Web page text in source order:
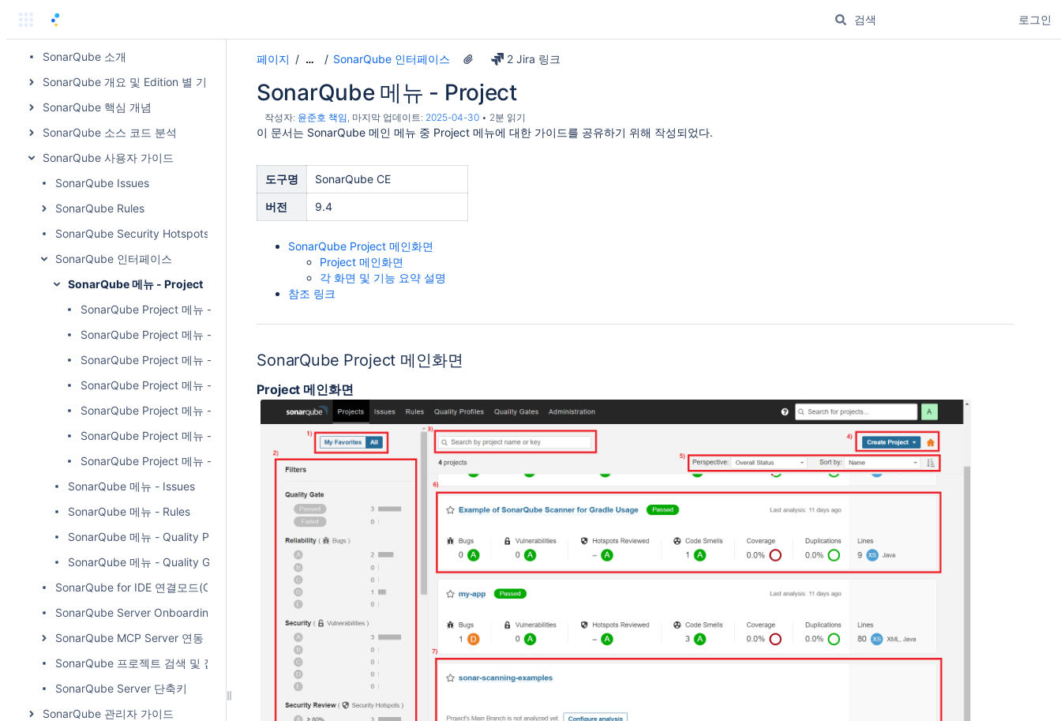
로그인
SonarSource Product
SonarQube 소개
SonarQube 개요 및 Edition 별 기능 비교
SonarQube 핵심 개념
SonarQube 소스 코드 분석
SonarQube 사용자 가이드
SonarQube Issues
SonarQube Rules
SonarQube Security Hotspots
SonarQube 인터페이스
SonarQube 메뉴 - Project
SonarQube Project 메뉴 - Activity
SonarQube Project 메뉴 - Code
SonarQube Project 메뉴 - Issues
SonarQube Project 메뉴 - Measures
SonarQube Project 메뉴 - Overview
SonarQube Project 메뉴 - Security Hotspots
SonarQube Project 메뉴 - Security Reports
SonarQube 메뉴 - Issues
SonarQube 메뉴 - Rules
SonarQube 메뉴 - Quality Profiles
SonarQube 메뉴 - Quality Gates
SonarQube for IDE 연결모드(Connected Mode)
SonarQube Server Onboarding
SonarQube MCP Server 연동
SonarQube 프로젝트 검색 및 접근
SonarQube Server 단축키
SonarQube 관리자 가이드
페이지 … SonarQube 인터페이스 2 Jira 링크
SonarQube 메뉴 - Project
작성자: 윤준호 책임, 마지막 업데이트: 2025-04-30 2분 읽기
이 문서는 SonarQube 메인 메뉴 중 Project 메뉴에 대한 가이드를 공유하기 위해 작성되었다.
도구명 SonarQube CE
버전 9.4
SonarQube Project 메인화면
Project 메인화면
각 화면 및 기능 요약 설명
참조 링크
SonarQube Project 메인화면
Project 메인화면